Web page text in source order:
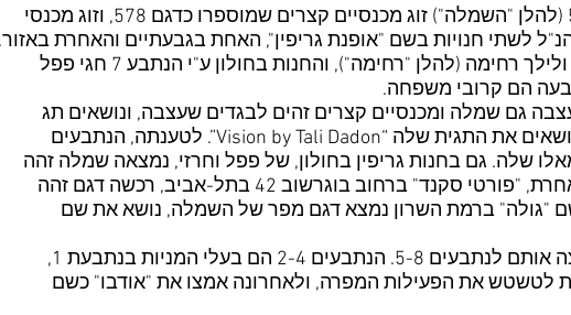
התובעת עצבה, בין השאר, שמלה שקראה שמה דגם 575 (להלן "השמלה") זוג מכנסיים קצרים שמוספרו כדגם 578, וזוג מכנסי
החנות בגבעתיים מנוהלת ע"י הנתבעים מס' 5 ו-6 – אייל ולילך רחימה (להלן "רחימה"), והחנות בחולון ע"י הנתבע 7 חגי פפל
גם שמלה ומכנסיים קצרים זהים לבגדים שעצבה, ונושאים תג
"אודבו", ואלו נמכרים במחיר נמוך בהרבה מן הבגדים הנושאים את התגית שלה “Vision by Tali Dadon”. לטענתה, הנתבעים
שלה. גם בחנות גריפין בחולון, של פפל וחרזי, נמצאה שמלה זהה
לשמלה שעצבה התובעת, ונושאת תגית "אודבו". בחנות אחרת, "פורטי סקנד" ברחוב בוגרשוב 42 בתל-אביב, רכשה דגם זהה
"גולה" ברמת השרון נמצא דגם מפר של השמלה, נושא את שם
התובעת טענה כי הנתבעת 1 העתיקה את הדגמים, והפיצה אותם לנתבעים 5-8. הנתבעים 2-4 הם בעלי המניות בנתבעת 1,
לטשטש את הפעילות המפרה, ולאחרונה אמצו את "אודבו" כשם